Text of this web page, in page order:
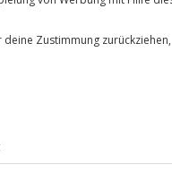
Maximale Sicherheit